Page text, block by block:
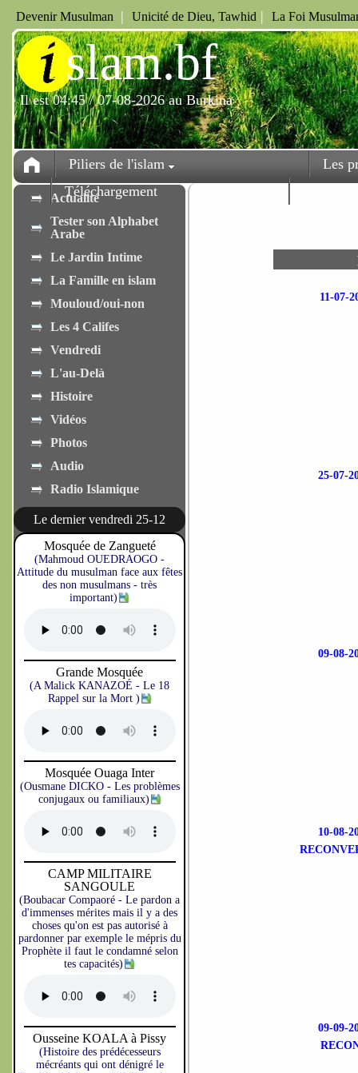
Devenir Musulman | Unicité de Dieu, Tawhid | La Foi
islam.bf
Il est 04:45 / 07-08-2026 au Burkina
Piliers de l'islam
Les
Téléchargement
Actualité
Tester son Alphabet
Arabe
Le Jardin Intime
La Famille en islam
Mouloud/oui-non
Les 4 Califes
Vendredi
L'au-Delà
Histoire
Vidéos
Photos
Audio
Radio Islamique
Le dernier vendredi 25-12
Mosquée de Zangueté
(Mahmoud OUEDRAOGO -
Attitude du musulman face aux fêtes
des non musulmans - très
important)
Grande Mosquée
(A Malick KANAZOÉ - Le 18
Rappel sur la Mort )
Mosquée Ouaga Inter
(Ousmane DICKO - Les problèmes
conjugaux ou familiaux)
CAMP MILITAIRE
SANGOULE
(Boubacar Compaoré - Le pardon a
d'immenses mérites mais il y a des
choses qu'on est pas autorisé à
pardonner par exemple le mépris du
Prophète il faut le condamné selon
tes capacités)
Ousseine KOALA à Pissy
(Histoire des prédécesseurs
mécréants qui ont dénigré le
11-07-
25-07-
09-08-
10-08-
09-09-